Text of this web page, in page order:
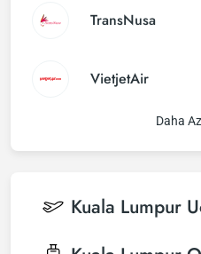
TransNusa
VietjetAir
Daha
Kuala Lumpur